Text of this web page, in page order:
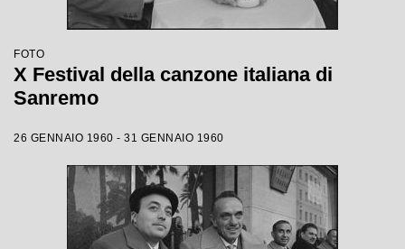
FOTO
X Festival della canzone italiana di
Sanremo
26 GENNAIO 1960 - 31 GENNAIO 1960